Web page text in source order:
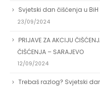
Svjetski dan čišćenja u BiH
23/09/2024
PRIJAVE ZA AKCIJU
ČIŠĆENJA – SARAJEVO
12/09/2024
Trebaš razlog? Svjetski